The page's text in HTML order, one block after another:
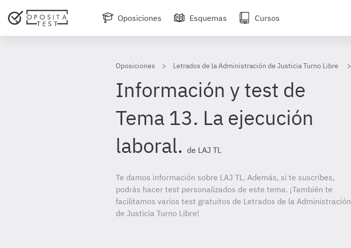
Oposiciones Esquemas Cursos
Oposiciones Letrados de la Administración de Justicia Turno Libre
Información y test de
Tema 13. La ejecución
laboral. de LAJ TL
Te damos información sobre LAJ TL. Además, si te suscribes,
podrás hacer test personalizados de este tema. ¡También te
facilitamos varios test gratuitos de Letrados de la Administración
de Justicia Turno Libre!